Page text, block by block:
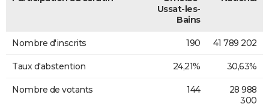
Ussat-les-
Bains
Nombre d'inscrits 190 41 789 202
Taux d'abstention 24,21% 30,63%
Nombre de votants 144
28 988
300